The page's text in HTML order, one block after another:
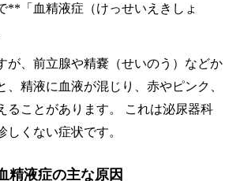
**「血精液症（けっせいえきしょ
が、前立腺や精嚢（せいのう）などか
、精液に血液が混じり、赤やピンク、
ることがあります。 これは泌尿器科
くない症状です。
精液症の主な原因